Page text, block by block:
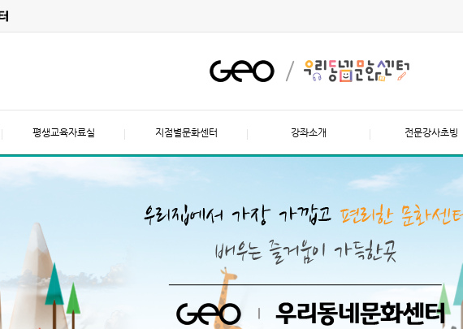
평생교육자료실 지점별문화센터 강좌소개 전문강사초빙